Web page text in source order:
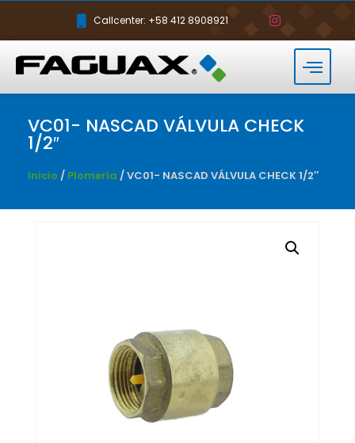
Callcenter: +58 412 8908921
VC01- NASCAD VÁLVULA CHECK
1/2″
Inicio / Plomería / VC01- NASCAD VÁLVULA CHECK 1/2″